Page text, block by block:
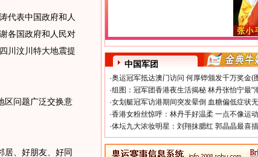
表中国政府和人
各国政府和人民对
川汶川特大地震提
问题广泛交换意
、好朋友、好同
中国军团
·奥运冠军抵达澳门访问 何厚铧颁发千万奖金(
·组图：冠军团香港夜生活揭秘 林丹张怡宁最"
·女划艇冠军访港期间突发晕倒 血糖偏低症状
·香港女粉丝惊呼：林丹手好温柔 一点不像运
·体坛九大浓妆明星：刘翔抹腮红 郭晶晶最喜